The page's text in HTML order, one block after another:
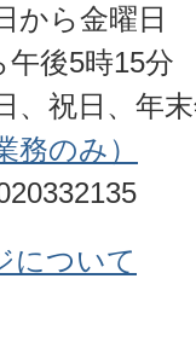
から金曜日
後5時15分
、祝日、年
務のみ）
について